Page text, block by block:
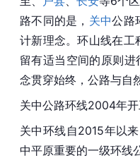
路不同的是， 关中公路
计新理念。环山线在工
留有适当空间的原则
念贯穿始终，公路与自
关中公路环线2004年
关中环线自2015年以
中平原重要的一级环线